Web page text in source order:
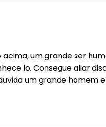
um grande ser
lo. Consegue aliar
um grande homem